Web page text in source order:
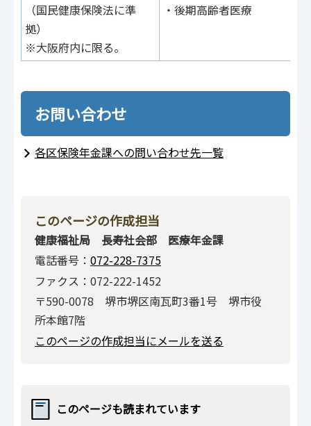
（国民健康保険法に準
拠）
※大阪府内に限る。
・後期高齢者医療
お問い合わせ
各区保険年金課への問い合わせ先一覧
このページの作成担当
健康福祉局 長寿社会部 医療年金課
電話番号： 072-228-7375
ファクス：072-222-1452
〒590-0078 堺市堺区南瓦町3番1号 堺市役
所本館7階
このページの作成担当にメールを送る
このページも読まれています